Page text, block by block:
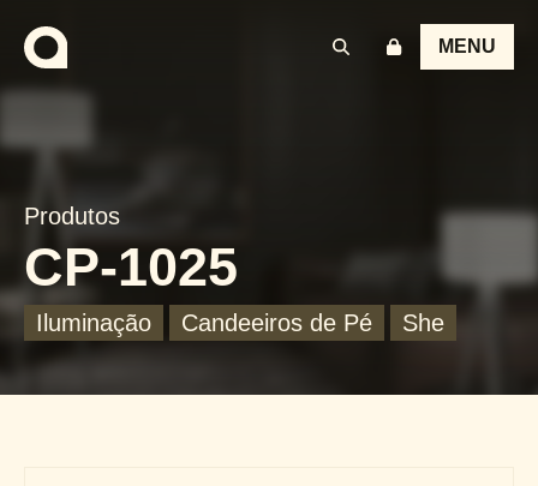
MENU
Produtos
CP-1025
Iluminação Candeeiros de Pé She